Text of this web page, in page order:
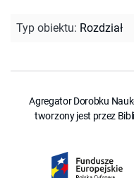
Typ obiektu: Rozdział
Agregator Dorobku
tworzony jest przez